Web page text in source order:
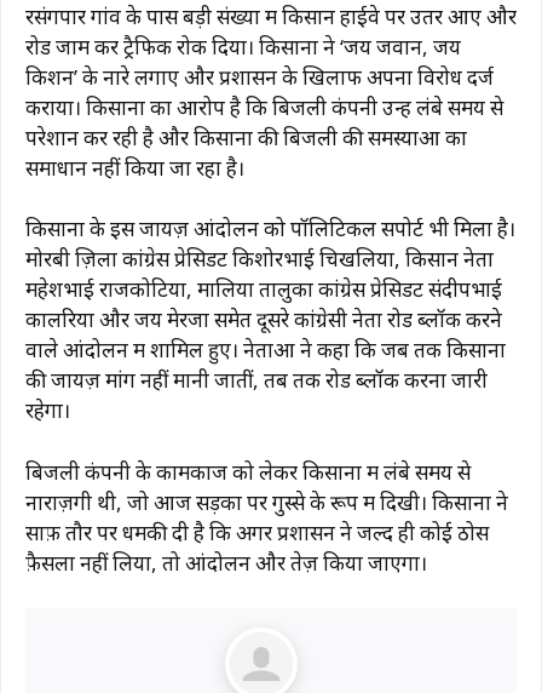
रसंगपार गांव के पास बड़ी संख्या में किसान हाईवे पर उतर आए और
रोड जाम कर ट्रैफिक रोक दिया। किसानों ने ‘जय जवान, जय
किशन’ के नारे लगाए और प्रशासन के खिलाफ अपना विरोध दर्ज
कराया। किसानों का आरोप है कि बिजली कंपनी उन्हें लंबे समय से
परेशान कर रही है और किसानों की बिजली की समस्याओं का
समाधान नहीं किया जा रहा है।
किसानों के इस जायज़ आंदोलन को पॉलिटिकल सपोर्ट भी मिला है।
मोरबी ज़िला कांग्रेस प्रेसिडेंट किशोरभाई चिखलिया, किसान नेता
महेशभाई राजकोटिया, मालिया तालुका कांग्रेस प्रेसिडेंट संदीपभाई
कालरिया और जय मेरजा समेत दूसरे कांग्रेसी नेता रोड ब्लॉक करने
वाले आंदोलन में शामिल हुए। नेताओं ने कहा कि जब तक किसानों
की जायज़ मांगें नहीं मानी जातीं, तब तक रोड ब्लॉक करना जारी
रहेगा।
बिजली कंपनी के कामकाज को लेकर किसानों में लंबे समय से
नाराज़गी थी, जो आज सड़कों पर गुस्से के रूप में दिखी। किसानों ने
साफ़ तौर पर धमकी दी है कि अगर प्रशासन ने जल्द ही कोई ठोस
फ़ैसला नहीं लिया, तो आंदोलन और तेज़ किया जाएगा।